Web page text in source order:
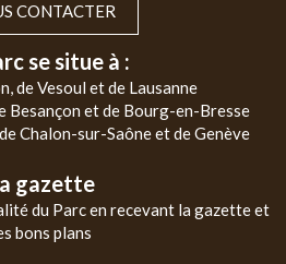
CONTACTER
se situe à :
de Vesoul et de Lausanne
Besançon et de Bourg-en-Bresse
Chalon-sur-Saône et de Genève
gazette
du Parc en recevant la gazette et
bons plans